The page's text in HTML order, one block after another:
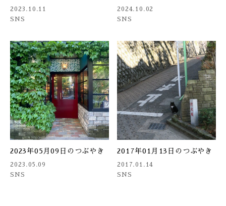
2023.10.11
SNS
2024.10.02
SNS
2023年05月09日のつぶやき
2023.05.09
SNS
2017年01月13日のつぶやき
2017.01.14
SNS